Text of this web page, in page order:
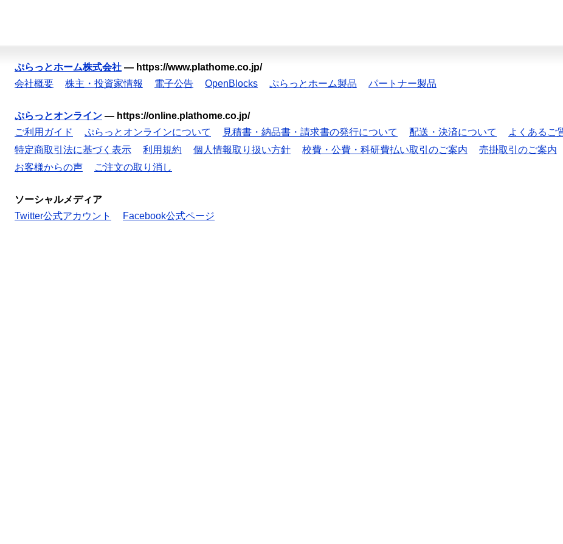
ぷらっとホーム株式会社 — https://www.plathome.co.jp/
会社概要
株主・投資家情報 電子公告 OpenBlocks ぷらっとホーム製品 パートナー製品
ぷらっとオンライン — https://online.plathome.co.jp/
ご利用ガイド
ぷらっとオンラインについて 見積書・納品書・請求書の発行について 配送・決済について
よくあるご
特定商取引法に基づく表示
利用規約 個人情報取り扱い方針 校費・公費・科研費払い取引のご案内 売掛取引のご案内
お客様からの声
ご注文の取り消し
ソーシャルメディア
Twitter公式アカウント
Facebook公式ページ